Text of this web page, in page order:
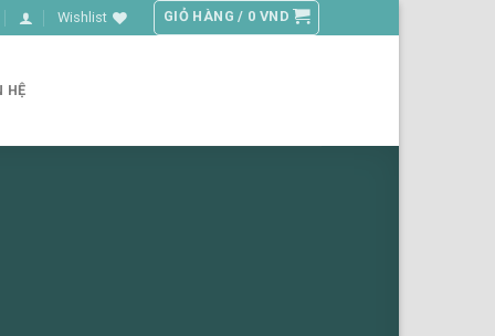
Wishlist GIỎ HÀNG / 0 VND
HỆ